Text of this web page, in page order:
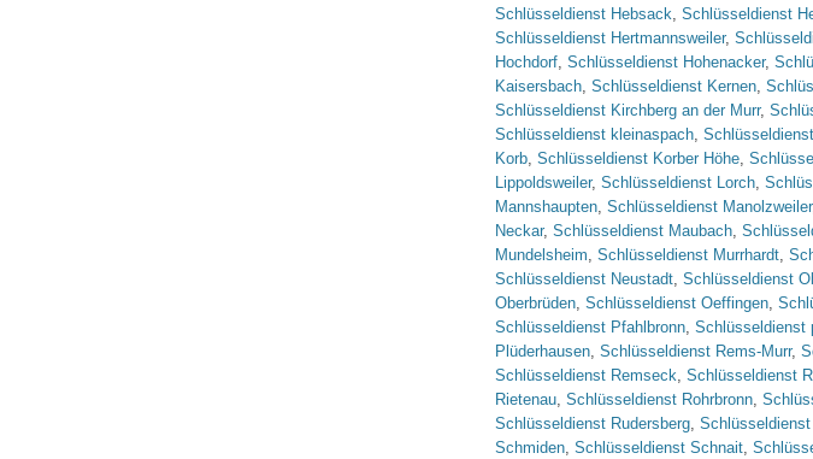
Schlüsseldienst Hebsack, Schlüsseldienst
Schlüsseldienst Hertmannsweiler,
Hochdorf, Schlüsseldienst Hohenacker,
Kaisersbach, Schlüsseldienst Kernen,
Schlüsseldienst Kirchberg an der Murr,
Schlüsseldienst kleinaspach,
Korb, Schlüsseldienst Korber Höhe,
Lippoldsweiler, Schlüsseldienst Lorch,
Mannshaupten, Schlüsseldienst Manolzweiler
Neckar, Schlüsseldienst Maubach,
Mundelsheim, Schlüsseldienst Murrhardt,
Schlüsseldienst Neustadt, Schlüsseldienst
Oberbrüden, Schlüsseldienst Oeffingen,
Schlüsseldienst Pfahlbronn, Schlüsseldienst
Plüderhausen, Schlüsseldienst Rems-Murr,
Schlüsseldienst Remseck, Schlüsseldienst
Rietenau, Schlüsseldienst Rohrbronn,
Schlüsseldienst Rudersberg,
Schmiden, Schlüsseldienst Schnait,